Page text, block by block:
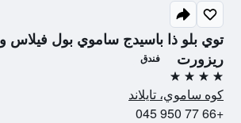
توي بلو ذا باسيدج ساموي بول فيلاس
ريزورت
فندق
4 نجوم
كوه ساموي، تايلاند
+66 77 950 045